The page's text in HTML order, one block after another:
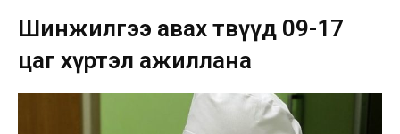
Шинжилгээ авах төвүүд 09-17
цаг хүртэл ажиллана